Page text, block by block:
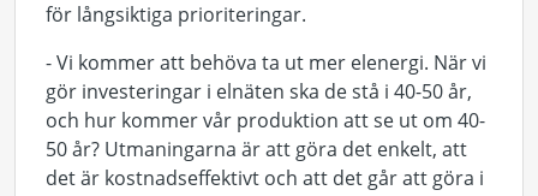
för långsiktiga prioriteringar.
- Vi kommer att behöva ta ut mer elenergi. När vi
gör investeringar i elnäten ska de stå i 40-50 år,
och hur kommer vår produktion att se ut om 40-
50 år? Utmaningarna är att göra det enkelt, att
det är kostnadseffektivt och att det går att göra i